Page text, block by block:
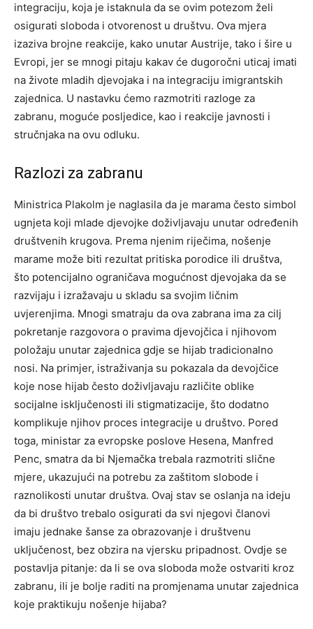
integraciju, koja je istaknula da se ovim potezom želi
osigurati sloboda i otvorenost u društvu. Ova mjera
izaziva brojne reakcije, kako unutar Austrije, tako i šire u
Evropi, jer se mnogi pitaju kakav će dugoročni uticaj imati
na živote mladih djevojaka i na integraciju imigrantskih
zajednica. U nastavku ćemo razmotriti razloge za
zabranu, moguće posljedice, kao i reakcije javnosti i
stručnjaka na ovu odluku.
Razlozi za zabranu
Ministrica Plakolm je naglasila da je marama često simbol
ugnjeta koji mlade djevojke doživljavaju unutar određenih
društvenih krugova. Prema njenim riječima, nošenje
marame može biti rezultat pritiska porodice ili društva,
što potencijalno ograničava mogućnost djevojaka da se
razvijaju i izražavaju u skladu sa svojim ličnim
uvjerenjima. Mnogi smatraju da ova zabrana ima za cilj
pokretanje razgovora o pravima djevojčica i njihovom
položaju unutar zajednica gdje se hijab tradicionalno
nosi. Na primjer, istraživanja su pokazala da devojčice
koje nose hijab često doživljavaju različite oblike
socijalne isključenosti ili stigmatizacije, što dodatno
komplikuje njihov proces integracije u društvo. Pored
toga, ministar za evropske poslove Hesena, Manfred
Penc, smatra da bi Njemačka trebala razmotriti slične
mjere, ukazujući na potrebu za zaštitom slobode i
raznolikosti unutar društva. Ovaj stav se oslanja na ideju
da bi društvo trebalo osigurati da svi njegovi članovi
imaju jednake šanse za obrazovanje i društvenu
uključenost, bez obzira na vjersku pripadnost. Ovdje se
postavlja pitanje: da li se ova sloboda može ostvariti kroz
zabranu, ili je bolje raditi na promjenama unutar zajednica
koje praktikuju nošenje hijaba?